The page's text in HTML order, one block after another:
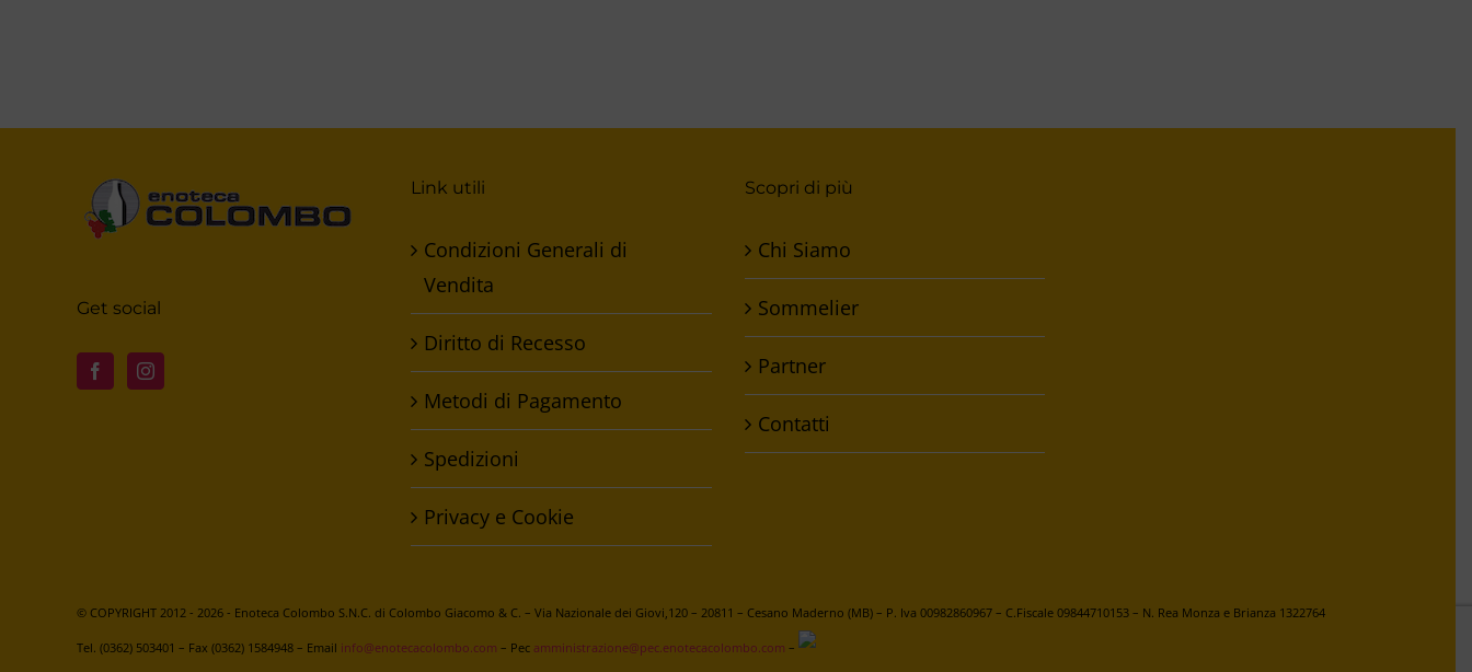
Get social
Link utili
Condizioni Generali di
Vendita
Diritto di Recesso
Metodi di Pagamento
Spedizioni
Privacy e Cookie
Scopri di più
Chi Siamo
Sommelier
Partner
Contatti
© COPYRIGHT 2012 - 2026 - Enoteca Colombo S.N.C. di Colombo Giacomo & C. – Via Nazionale dei Giovi,120 – 20811 – Cesano Maderno (MB) – P. Iva 00982860967 – C.Fiscale 09844710153 – N. Rea Monza e Brianza 1322764
Tel. (0362) 503401 – Fax (0362) 1584948 – Email info@enotecacolombo.com – Pec amministrazione@pec.enotecacolombo.com –